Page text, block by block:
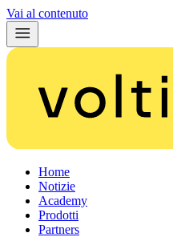
Vai al contenuto
Home
Notizie
Academy
Prodotti
Partners